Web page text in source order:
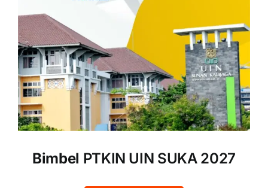
Bimbel PTKIN UIN SUKA 2027